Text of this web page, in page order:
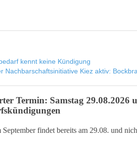
kennt keine Kündigung
Nachbarschaftsinitiative Kiez aktiv:
Termin: Samstag 29.08.2026
findet bereits am 29.08. und